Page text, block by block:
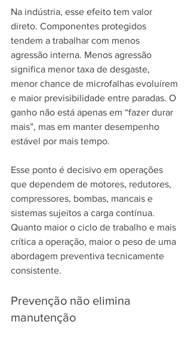
Na indústria, esse efeito tem valor
direto. Componentes protegidos
tendem a trabalhar com menos
agressão interna. Menos agressão
significa menor taxa de desgaste,
menor chance de microfalhas evoluírem
e maior previsibilidade entre paradas. O
ganho não está apenas em “fazer durar
mais”, mas em manter desempenho
estável por mais tempo.
Esse ponto é decisivo em operações
que dependem de motores, redutores,
compressores, bombas, mancais e
sistemas sujeitos a carga contínua.
Quanto maior o ciclo de trabalho e mais
crítica a operação, maior o peso de uma
abordagem preventiva tecnicamente
consistente.
Prevenção não elimina
manutenção